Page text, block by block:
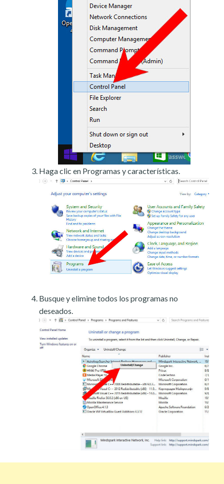
Haga clic en Programas y características.
Busque y elimine todos los programas no
deseados.